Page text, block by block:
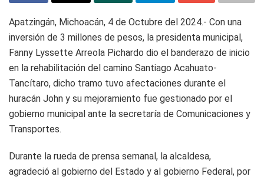
Apatzingán, Michoacán, 4 de Octubre del 2024.- Con una
inversión de 3 millones de pesos, la presidenta municipal,
Fanny Lyssette Arreola Pichardo dio el banderazo de inicio
en la rehabilitación del camino Santiago Acahuato-
Tancítaro, dicho tramo tuvo afectaciones durante el
huracán John y su mejoramiento fue gestionado por el
gobierno municipal ante la secretaría de Comunicaciones y
Transportes.
Durante la rueda de prensa semanal, la alcaldesa,
agradeció al gobierno del Estado y al gobierno Federal, por